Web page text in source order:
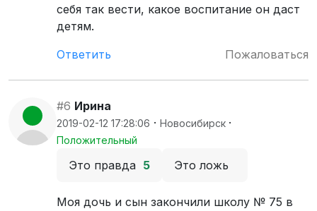
себя так вести, какое воспитание он даст
детям.
Ответить
Пожаловаться
#6 Ирина
2019-02-12 17:28:06 · Новосибирск ·
Положительный
Это правда 5 Это ложь
Моя дочь и сын закончили школу № 75 в